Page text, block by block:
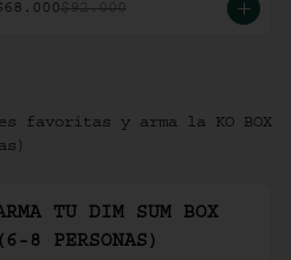
$92.000
favoritas y arma la KO BOX
TU DIM SUM BOX
(6-8 PERSONAS)